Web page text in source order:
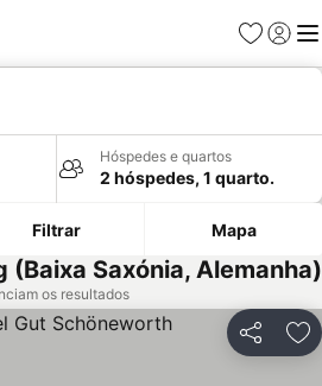
Favoritos
Iniciar
Hóspedes e quartos
2 hóspedes, 1 quarto.
Filtrar Mapa
(Baixa Saxónia, Alemanha)
os resultados
Partilhar